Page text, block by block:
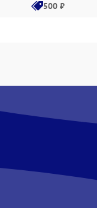
500 ₽